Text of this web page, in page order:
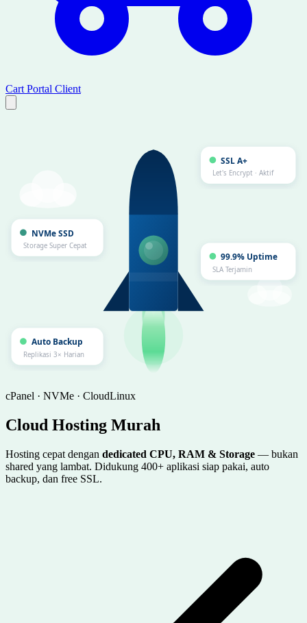
Cart Portal Client
SSL A+
Let's Encrypt · Aktif
99.9% Uptime
SLA Terjamin
NVMe SSD
Storage Super Cepat
Auto Backup
Replikasi 3× Harian
cPanel · NVMe · CloudLinux
Cloud Hosting Murah
Hosting cepat dengan dedicated CPU, RAM & Storage — bukan
shared yang lambat. Didukung 400+ aplikasi siap pakai, auto
backup, dan free SSL.